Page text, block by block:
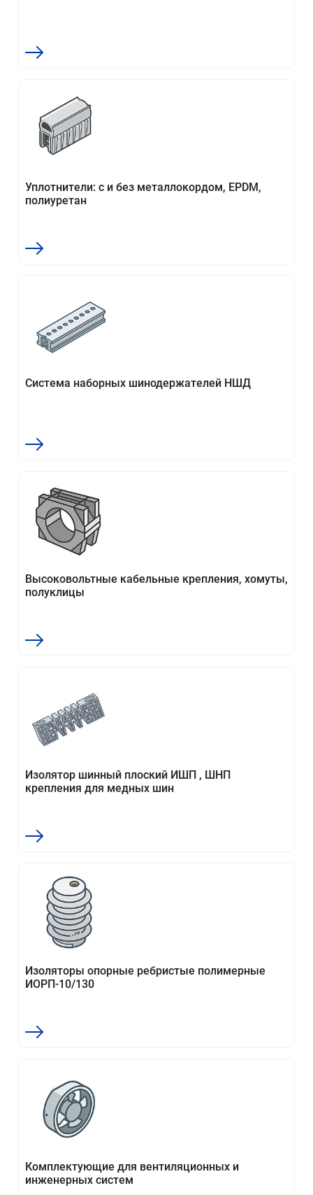
Уплотнители: с и без металлокордом, EPDM,
полиуретан
Система наборных шинодержателей НШД
Высоковольтные кабельные крепления, хомуты,
полуклицы
Изолятор шинный плоский ИШП , ШНП
крепления для медных шин
Изоляторы опорные ребристые полимерные
ИОРП-10/130
Комплектующие для вентиляционных и
инженерных систем